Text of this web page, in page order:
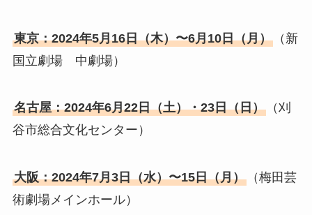
東京：2024年5月16日（木）〜6月10日（月）（新
国立劇場 中劇場）
名古屋：2024年6月22日（土）・23日（日）（刈
谷市総合文化センター）
大阪：2024年7月3日（水）〜15日（月）（梅田芸
術劇場メインホール）